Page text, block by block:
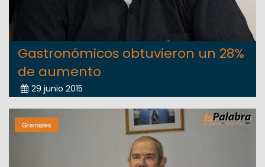
Gastronómicos obtuvieron un 28%
de aumento
29 junio 2015
Gremiales